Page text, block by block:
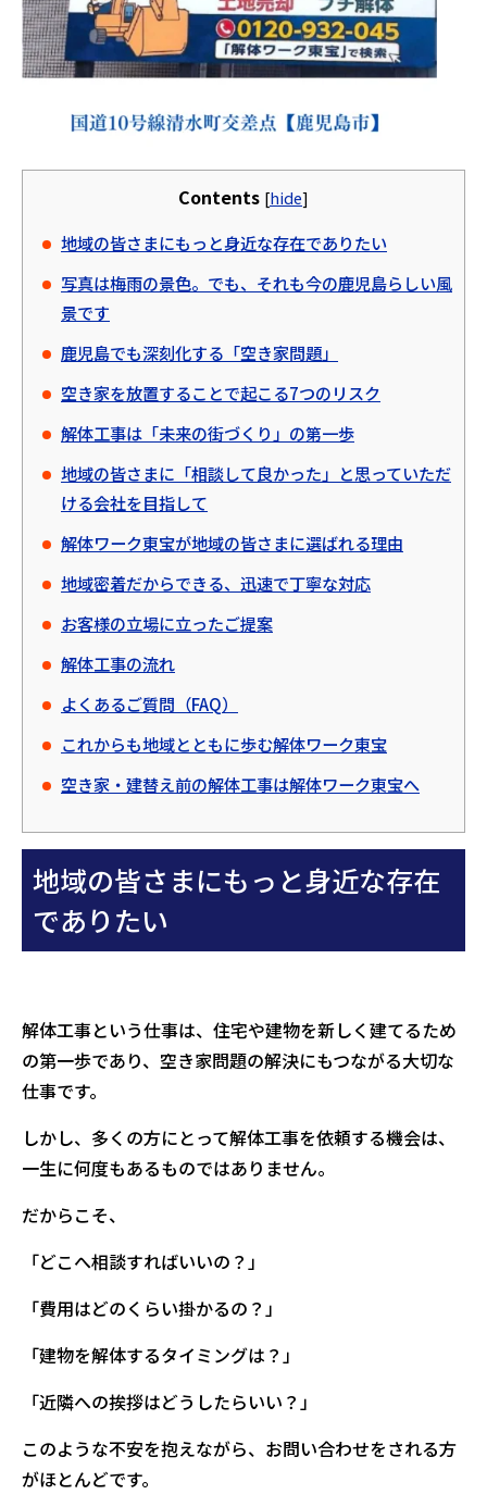
Contents [hide]
地域の皆さまにもっと身近な存在でありたい
写真は梅雨の景色。でも、それも今の鹿児島らしい風
景です
鹿児島でも深刻化する「空き家問題」
空き家を放置することで起こる7つのリスク
解体工事は「未来の街づくり」の第一歩
地域の皆さまに「相談して良かった」と思っていただ
ける会社を目指して
解体ワーク東宝が地域の皆さまに選ばれる理由
地域密着だからできる、迅速で丁寧な対応
お客様の立場に立ったご提案
解体工事の流れ
よくあるご質問（FAQ）
これからも地域とともに歩む解体ワーク東宝
空き家・建替え前の解体工事は解体ワーク東宝へ
地域の皆さまにもっと身近な存在
でありたい
解体工事という仕事は、住宅や建物を新しく建てるため
の第一歩であり、空き家問題の解決にもつながる大切な
仕事です。
しかし、多くの方にとって解体工事を依頼する機会は、
一生に何度もあるものではありません。
だからこそ、
「どこへ相談すればいいの？」
「費用はどのくらい掛かるの？」
「建物を解体するタイミングは？」
「近隣への挨拶はどうしたらいい？」
このような不安を抱えながら、お問い合わせをされる方
がほとんどです。